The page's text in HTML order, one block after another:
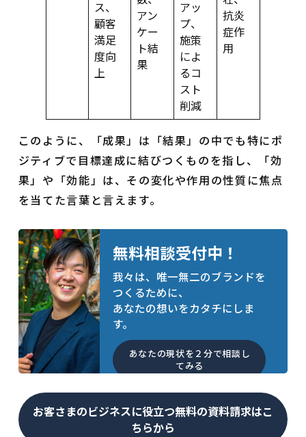
ス、
顧客
満足
度向
上
アン
ケー
ト結
果
アッ
プ、
施策
によ
るコ
スト
削減
抗炎
症作
用
このように、「成果」は「結果」の中でも特にポ
ジティブで目標達成に結びつくものを指し、「効
果」や「効能」は、その変化や作用の性質に焦点
を当てた言葉と言えます。
無料相談受付中！
我々は、唯一無二のブランドを
つくるために、
あなたの想いをカタチにしま
す。
あなたの現状を２分で相談し
てみる
お客さまのビジネスに役立つ無料の資料請求はこ
ちらから